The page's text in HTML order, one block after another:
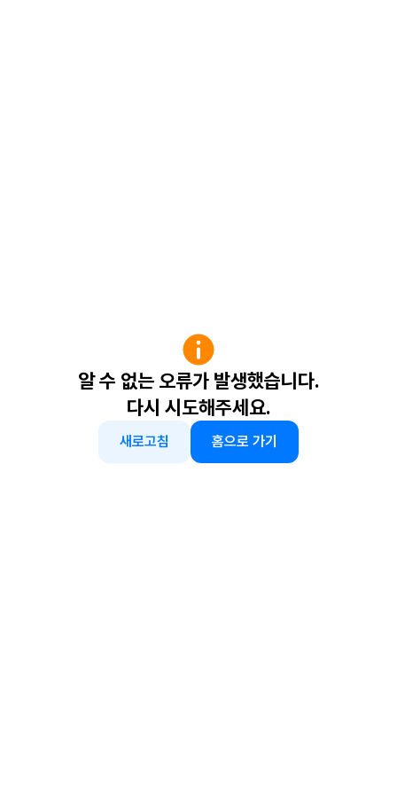
알 수 없는 오류가 발생했습니다.
다시 시도해주세요.
새로고침 홈으로 가기